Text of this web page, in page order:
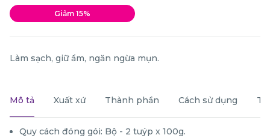
Giảm 15%
Làm sạch, giữ ẩm, ngăn ngừa mụn.
Mô tả Xuất xứ Thành phần Cách sử dụng
Quy cách đóng gói: Bộ - 2 tuýp x 100g.